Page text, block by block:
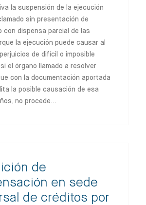
la suspensión de la ejecución
sin presentación de
con dispensa parcial de las
la ejecución puede causar al
de difícil o imposible
el órgano llamado a resolver
con la documentación aportada
la posible causación de esa
no procede…
de
en sede
de créditos por